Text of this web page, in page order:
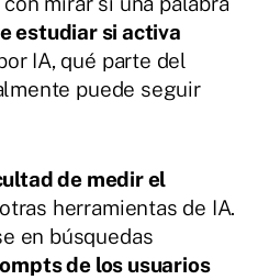
estudiar si activa
IA, qué parte del
puede seguir
de medir el
herramientas de IA.
en búsquedas
de los usuarios